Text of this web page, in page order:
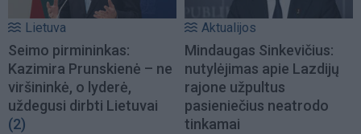
Lietuva
Seimo pirmininkas:
Kazimira Prunskienė – ne
viršininkė, o lyderė,
uždegusi dirbti Lietuvai
(2)
Aktualijos
Mindaugas Sinkevičius:
nutylėjimas apie Lazdijų
rajone užpultus
pasieniečius neatrodo
tinkamai